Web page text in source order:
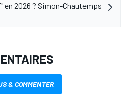
2026 ? Simon-Chautemps
& COMMENTER